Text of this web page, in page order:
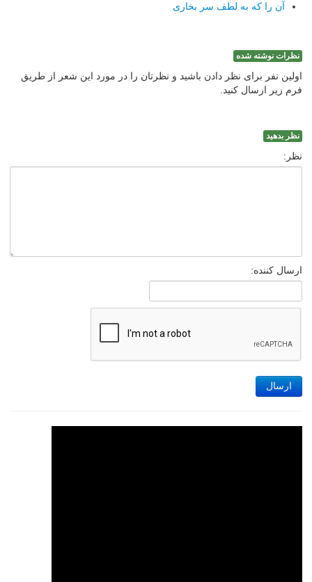
آن را كه به لطف سر بخاری
نظرات نوشته شده
اولین نفر برای نظر دادن باشید و نظرتان را در مورد این شعر از طریق
فرم زیر ارسال کنید.
نظر بدهید
نظر:
ارسال کننده:
ارسال